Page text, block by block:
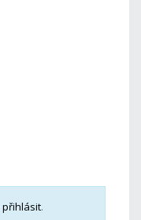
přihlásit.